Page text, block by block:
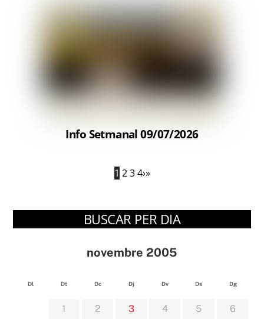
Info Setmanal 09/07/2026
1 2 3 4›»
BUSCAR PER DIA
novembre 2005
Dl Dt Dc Dj Dv Ds Dg
1 2 3 4 5 6